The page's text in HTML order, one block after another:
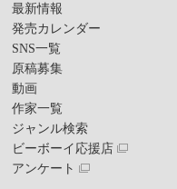
最新情報
発売カレンダー
SNS一覧
原稿募集
動画
作家一覧
ジャンル検索
ビーボーイ応援店
アンケート